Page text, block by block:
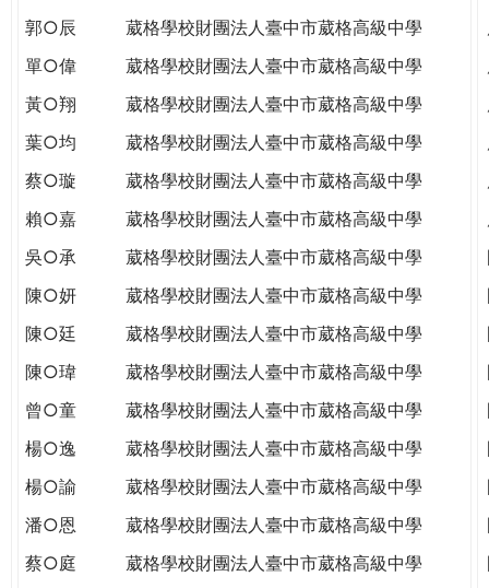
郭○辰 葳格學校財團法人臺中市葳格高級中學
單○偉
葳格學校財團法人臺中市葳格高級中學
黃○翔
葳格學校財團法人臺中市葳格高級中學
葉○均
葳格學校財團法人臺中市葳格高級中學
蔡○璇
葳格學校財團法人臺中市葳格高級中學
賴○嘉
葳格學校財團法人臺中市葳格高級中學
吳○承
葳格學校財團法人臺中市葳格高級中學
陳○妍
葳格學校財團法人臺中市葳格高級中學
陳○廷
葳格學校財團法人臺中市葳格高級中學
陳○瑋
葳格學校財團法人臺中市葳格高級中學
曾○童
葳格學校財團法人臺中市葳格高級中學
楊○逸
葳格學校財團法人臺中市葳格高級中學
楊○諭
葳格學校財團法人臺中市葳格高級中學
潘○恩
葳格學校財團法人臺中市葳格高級中學
蔡○庭
葳格學校財團法人臺中市葳格高級中學